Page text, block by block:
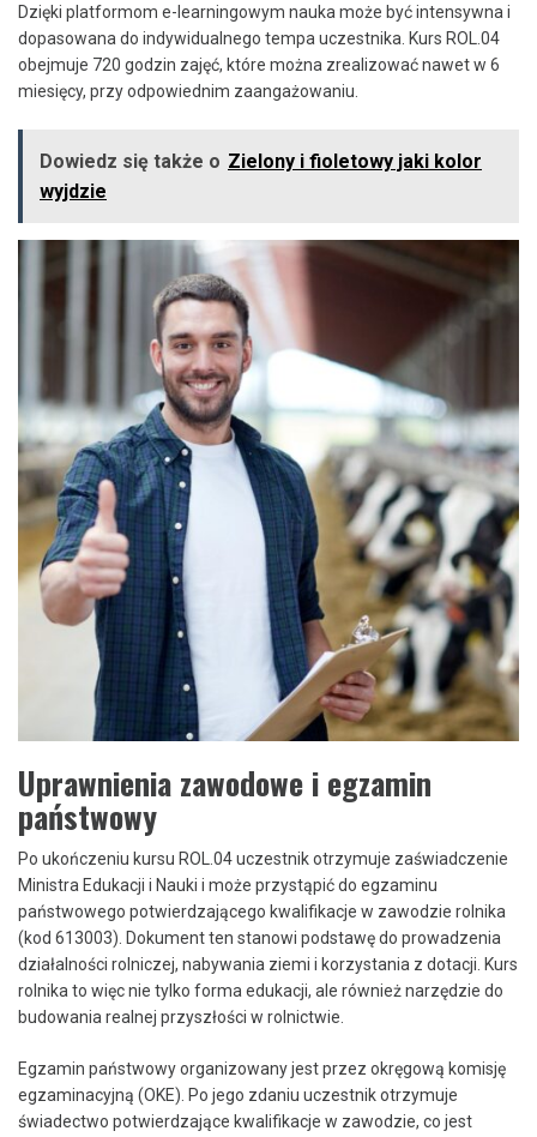
Dzięki platformom e-learningowym nauka może być intensywna i
dopasowana do indywidualnego tempa uczestnika. Kurs ROL.04
obejmuje 720 godzin zajęć, które można zrealizować nawet w 6
miesięcy, przy odpowiednim zaangażowaniu.
Dowiedz się także o Zielony i fioletowy jaki kolor
wyjdzie
Uprawnienia zawodowe i egzamin
państwowy
Po ukończeniu kursu ROL.04 uczestnik otrzymuje zaświadczenie
Ministra Edukacji i Nauki i może przystąpić do egzaminu
państwowego potwierdzającego kwalifikacje w zawodzie rolnika
(kod 613003). Dokument ten stanowi podstawę do prowadzenia
działalności rolniczej, nabywania ziemi i korzystania z dotacji. Kurs
rolnika to więc nie tylko forma edukacji, ale również narzędzie do
budowania realnej przyszłości w rolnictwie.
Egzamin państwowy organizowany jest przez okręgową komisję
egzaminacyjną (OKE). Po jego zdaniu uczestnik otrzymuje
świadectwo potwierdzające kwalifikacje w zawodzie, co jest